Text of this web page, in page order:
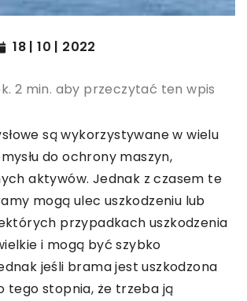
18 | 10 | 2022
2 min. aby przeczytać ten wpis
są wykorzystywane w wielu
do ochrony maszyn,
aktywów. Jednak z czasem te
mogą ulec uszkodzeniu lub
przypadkach uszkodzenia
i mogą być szybko
jeśli brama jest uszkodzona
tego stopnia, że trzeba ją